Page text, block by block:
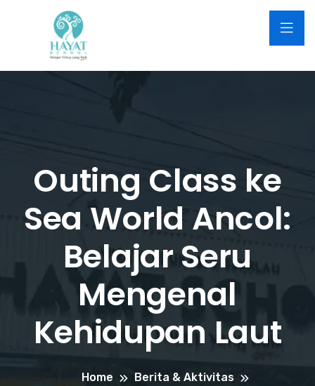
Outing Class ke
Sea World Ancol:
Belajar Seru
Mengenal
Kehidupan Laut
Home
Berita & Aktivitas